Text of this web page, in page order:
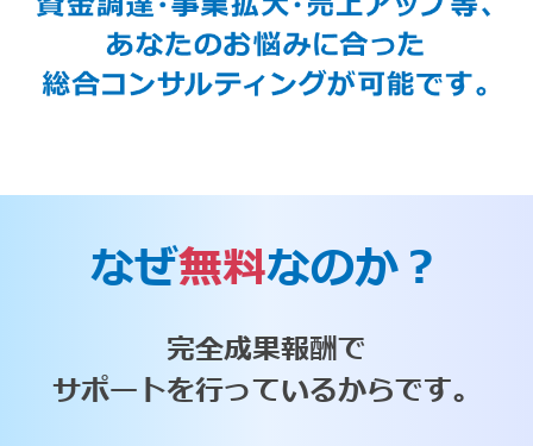
なぜ無料なのか？
完全成果報酬で
サポートを行っているからです。